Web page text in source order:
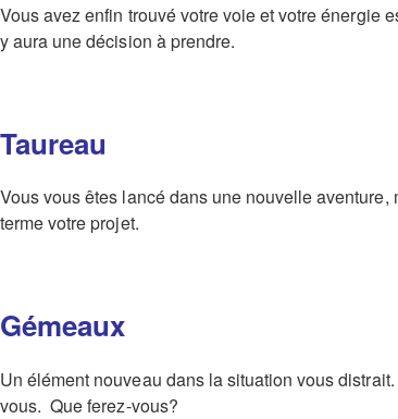
Vous avez enfin trouvé votre voie et votre énergie
y aura une décision à prendre.
Taureau
Vous vous êtes lancé dans une nouvelle
terme votre projet.
Gémeaux
Un élément nouveau dans la situation vous
vous. Que ferez-vous?